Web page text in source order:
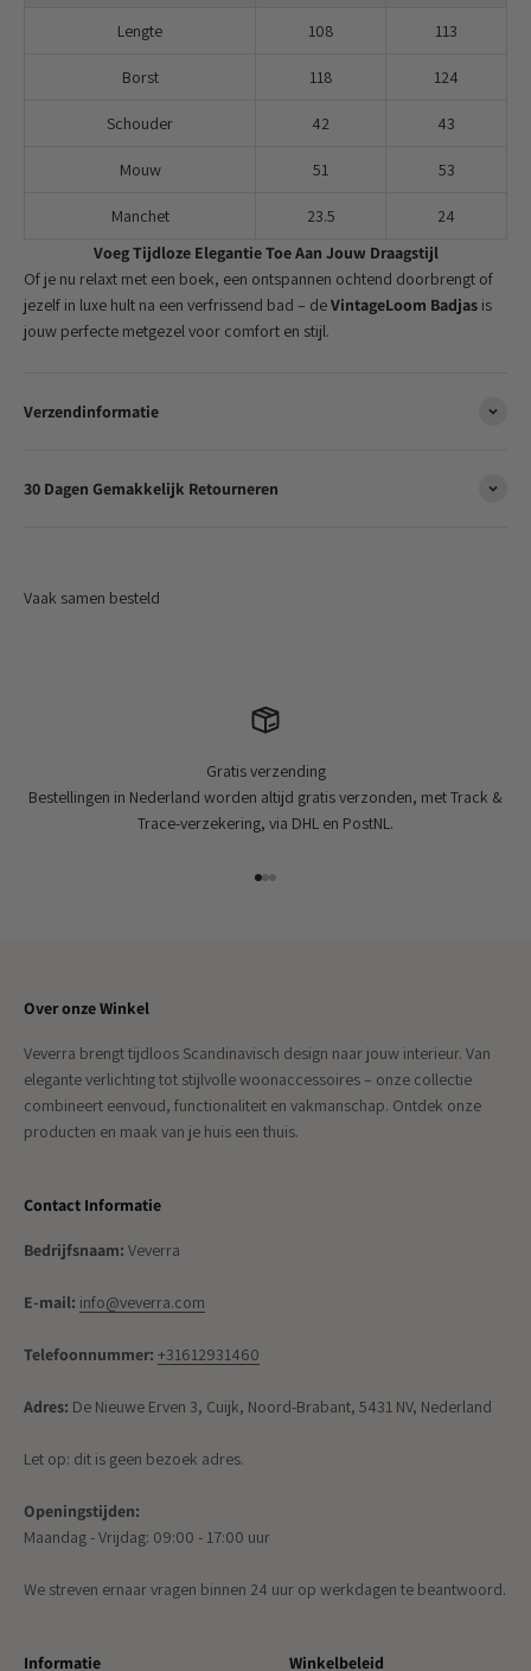
Lengte 108 113
Borst 118 124
Schouder 42 43
Mouw 51 53
Manchet 23.5
24
Voeg Tijdloze Elegantie Toe Aan Jouw Draagstijl
Of je nu relaxt met een boek, een ontspannen ochtend doorbrengt of
jezelf in luxe hult na een verfrissend bad – deVintageLoom Badjas is
jouw perfecte metgezel voor comfort en stijl.
Verzendinformatie
30 Dagen Gemakkelijk Retourneren
Gratis verzending
Bestellingen in Nederland worden altijd gratis verzonden, met Track &
Trace-verzekering, via DHL en PostNL.
Over onze Winkel
Veverra brengt tijdloos Scandinavisch design naar jouw interieur. Van
elegante verlichting tot stijlvolle woonaccessoires – onze collectie
combineert eenvoud, functionaliteit en vakmanschap. Ontdek onze
producten en maak van je huis een thuis.
Contact Informatie
Bedrijfsnaam: Veverra
E-mail: info@veverra.com
Telefoonnummer: +31612931460
Adres: De Nieuwe Erven 3, Cuijk, Noord-Brabant, 5431 NV, Nederland
Let op: dit is geen bezoek adres.
Openingstijden:
Maandag - Vrijdag: 09:00 - 17:00 uur
We streven ernaar vragen binnen 24 uur op werkdagen te beantwoord.
Informatie Winkelbeleid